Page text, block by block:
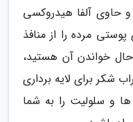
حاوی آلفا هیدروکسی
مرده را از منافذ
خواندن آن هستید،
درست کردن 25 اسکراب شکر برای لایه برداری
و سلولیت را به شما